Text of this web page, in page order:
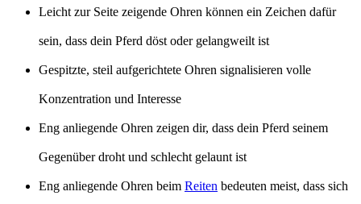
Leicht zur Seite zeigende Ohren können ein Zeichen dafür
sein, dass dein Pferd döst oder gelangweilt ist
Gespitzte, steil aufgerichtete Ohren signalisieren volle
Konzentration und Interesse
Eng anliegende Ohren zeigen dir, dass dein Pferd seinem
Gegenüber droht und schlecht gelaunt ist
Eng anliegende Ohren beim Reiten bedeuten meist, dass sich